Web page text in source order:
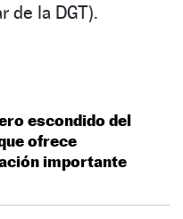
de la DGT).
escondido del
ofrece
importante